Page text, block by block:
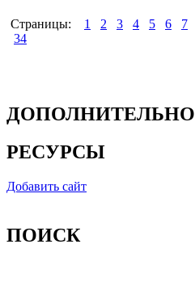
Страницы: 1 2 3 4 5 6 7
34
ДОПОЛНИТЕЛЬНО
РЕСУРСЫ
Добавить сайт
ПОИСК